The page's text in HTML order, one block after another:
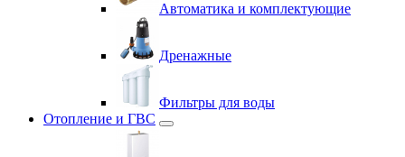
Автоматика и комплектующие
Дренажные
Фильтры для воды
Отопление и ГВС